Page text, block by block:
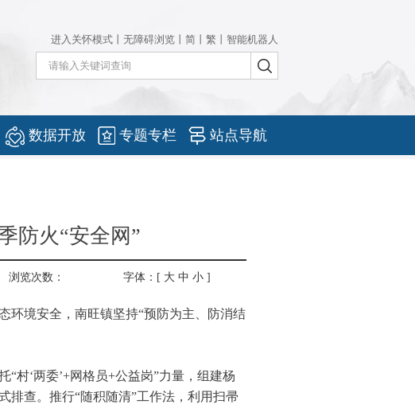
智能机器人
繁
简
无障碍浏览
进入关怀模式
数据开放 专题专栏 站点导航
防火“安全网”
浏览次数： 字体：[ 大 中 小]
环境安全，南旺镇坚持“预防为主、防消结
村‘两委’+网格员+公益岗”力量，组建杨
排查。推行“随积随清”工作法，利用扫帚